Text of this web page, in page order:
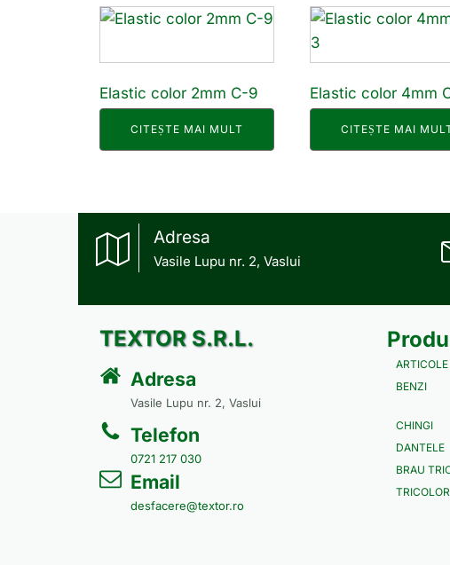
Elastic color 2mm C-9
CITEȘTE MAI MULT
Elastic color 4mm
CITEȘTE MAI
Adresa
Vasile Lupu nr. 2, Vaslui
TEXTOR S.R.L.
Adresa
Vasile Lupu nr. 2, Vaslui
Telefon
0721 217 030
Email
desfacere@textor.ro
BENZI
CHINGI
DANTELE
BRAU
TRICOLOR